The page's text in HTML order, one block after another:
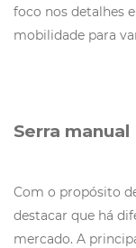
foco nos detalhes
mobilidade para
Serra manual
Com o propósito
destacar que há
mercado. A